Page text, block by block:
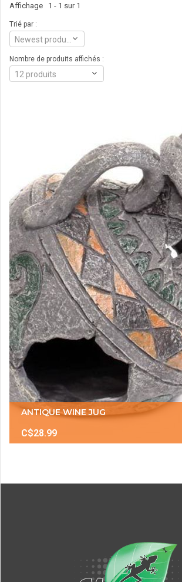
Affichage 1 - 1 sur 1
Trié par :
Nombre de produits affichés :
12 produits
ANTIQUE WINE JUG
C$28.99